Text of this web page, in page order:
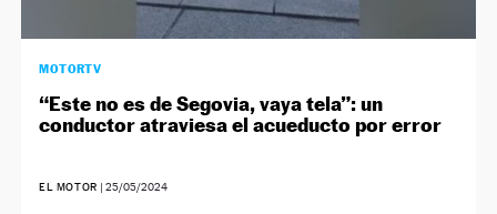
MOTORTV
“Este no es de Segovia, vaya tela”: un
conductor atraviesa el acueducto por error
EL MOTOR | 25/05/2024